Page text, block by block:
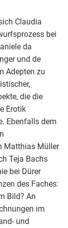
Claudia
bei
da
und de
Adepten zu
die die
Erotik
Ebenfalls dem
Matthias Müller
Teja Bachs
bei Dürer
des Faches:
Bild? An
im
und